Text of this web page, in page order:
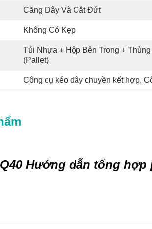
Căng Dây Và Cắt Đứt
Không Có Kẹp
Túi Nhựa + Hộp Bên Trong + Thùng
(pallet)
Công cụ kéo dây chuyền kết hợp,
Hướng dẫn tổng hợp